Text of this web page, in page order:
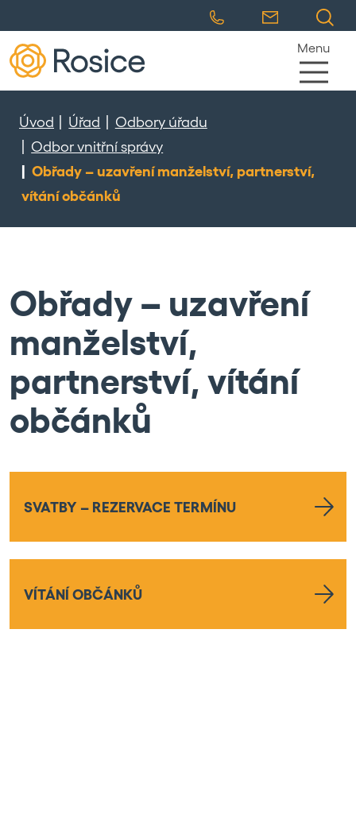
Menu
Úvod Úřad
Odbory úřadu
Odbor vnitřní správy
Obřady – uzavření manželství, partnerství,
vítání občánků
Obřady – uzavření
manželství,
partnerství, vítání
občánků
SVATBY – REZERVACE TERMÍNU
VÍTÁNÍ OBČÁNKŮ